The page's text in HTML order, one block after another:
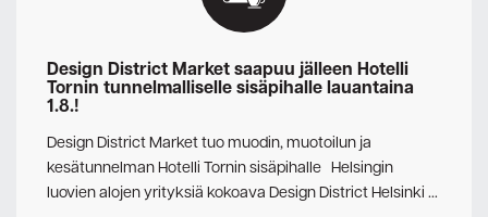
Design District Market saapuu jälleen Hotelli
Tornin tunnelmalliselle sisäpihalle lauantaina
1.8.!
Design District Market tuo muodin, muotoilun ja
kesätunnelman Hotelli Tornin sisäpihalle Helsingin
luovien alojen yrityksiä kokoava Design District Helsinki …